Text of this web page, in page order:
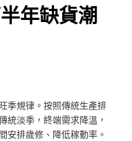
年缺貨潮
季規律。按照傳統生產排
統淡季，終端需求降溫，
安排歲修、降低稼動率。